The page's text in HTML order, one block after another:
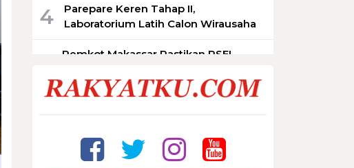
4
Parepare Keren Tahap II,
Laboratorium Latih Calon Wirausaha
Pemkot Makassar Pastikan PSEL
Dimatangkan